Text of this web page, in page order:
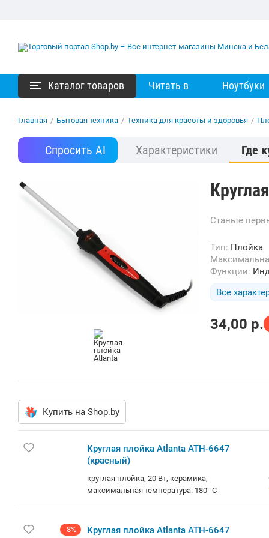
Каталог товаров Читать в Ноутбуки
Главная / Бытовая техника / Техника для красоты и здоровья /
Спросить AI Характеристики Где
Станьте
Тип: Плойка
Функции:
Все
34,00 p.
Купить на Shop.by
Круглая
(красны
20 Вт,